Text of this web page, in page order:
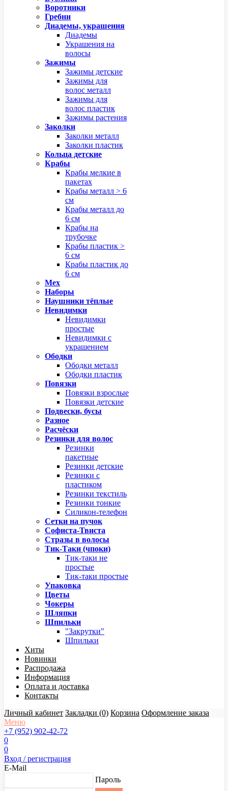
Воротники
Гребни
Диадемы, украшения
Диадемы
Украшения на
волосы
Зажимы
Зажимы детские
Зажимы для
волос металл
Зажимы для
волос пластик
Зажимы растения
Заколки
Заколки металл
Заколки пластик
Кольца детские
Крабы
Крабы мелкие в
пакетах
Крабы металл > 6
см
Крабы металл до
6 см
Крабы на
трубочке
Крабы пластик >
6 см
Крабы пластик до
6 см
Мех
Наборы
Наушники тёплые
Невидимки
Невидимки
простые
Невидимки с
украшением
Ободки
Ободки металл
Ободки пластик
Повязки
Повязки взрослые
Повязки детские
Подвески, бусы
Разное
Расчёски
Резинки для волос
Резинки
пакетные
Резинки детские
Резинки с
пластиком
Резинки текстиль
Резинки тонкие
Силикон-телефон
Сетки на пучок
Софиста-Твиста
Стразы в волосы
Тик-Таки (чпоки)
Тик-таки не
простые
Тик-таки простые
Упаковка
Цветы
Чокеры
Шляпки
Шпильки
"Закрутки"
Шпильки
Хиты
Новинки
Распродажа
Информация
Оплата и доставка
Контакты
Личный кабинет Закладки (0) Корзина Оформление заказа
Меню
+7 (952) 902-42-72
0
0
Вход / регистрация
E-Mail
Пароль